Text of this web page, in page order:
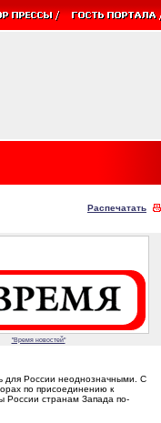
Распечатать
"Время новостей"
для России неоднозначными. С
по присоединению к
России странам Запада по-